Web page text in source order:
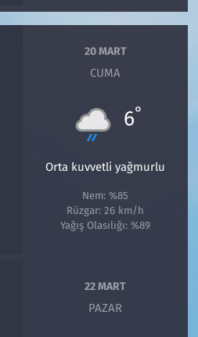
20 MART
CUMA
6°
Orta kuvvetli yağmurlu
Nem: %85
Rüzgar: 26 km/h
Yağış Olasılığı: %89
22 MART
PAZAR